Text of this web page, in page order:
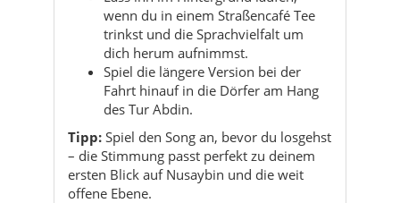
wenn du in einem Straßencafé Tee
trinkst und die Sprachvielfalt um
dich herum aufnimmst.
Spiel die längere Version bei der
Fahrt hinauf in die Dörfer am Hang
des Tur Abdin.
Tipp: Spiel den Song an, bevor du losgehst
– die Stimmung passt perfekt zu deinem
ersten Blick auf Nusaybin und die weit
offene Ebene.